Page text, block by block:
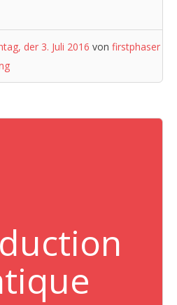
der 3. Juli 2016 von firstphaser